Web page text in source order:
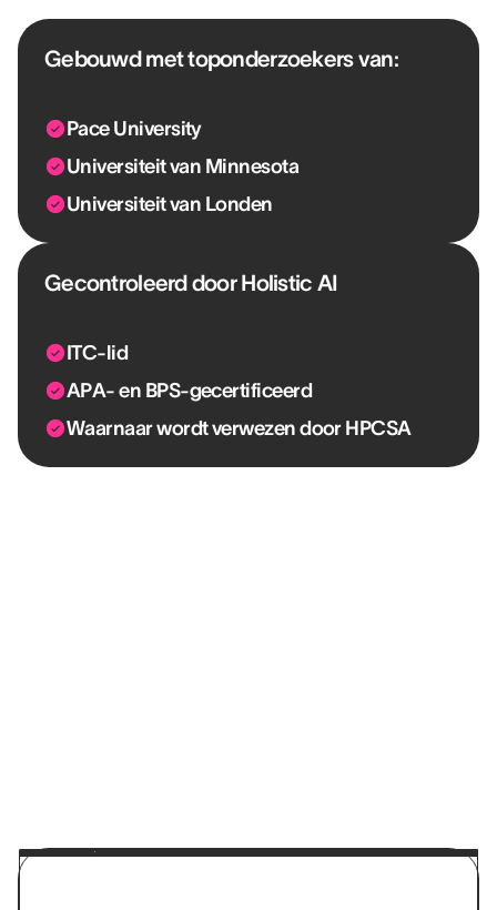
Gebouwd met toponderzoekers van:
Pace University
Universiteit van Minnesota
Universiteit van Londen
Gecontroleerd door Holistic AI
ITC-lid
APA- en BPS-gecertificeerd
Waarnaar wordt verwezen door HPCSA